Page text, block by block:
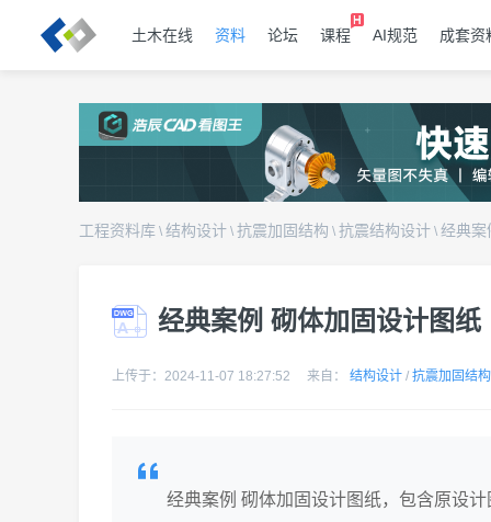
土木在线 资料 论坛 课程 AI规范 成套资
工程资料库 \ 结构设计 \ 抗震加固结构 \ 抗震结构设计 \ 经典案
经典案例 砌体加固设计图纸
上传于：2024-11-07 18:27:52 来自： 结构设计 / 抗震加固结构
经典案例 砌体加固设计图纸，包含原设